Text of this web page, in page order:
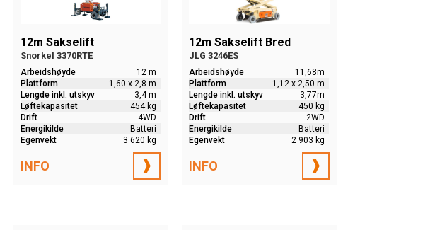
12m Sakselift
Snorkel 3370RTE
Arbeidshøyde
12 m
Plattform
1,60 x 2,8 m
Lengde inkl. utskyv
3,4 m
Løftekapasitet
454 kg
Drift
4WD
Energikilde
Batteri
Egenvekt
3 620 kg
INFO
12m Sakselift Bred
JLG 3246ES
Arbeidshøyde
11,68m
Plattform
1,12 x 2,50 m
Lengde inkl. utskyv
3,77m
Løftekapasitet
450 kg
Drift
2WD
Energikilde
Batteri
Egenvekt
2 903 kg
INFO